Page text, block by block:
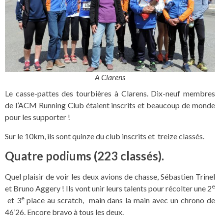
A Clarens
Le casse-pattes des tourbières à Clarens. Dix-neuf membres
de l’ACM Running Club étaient inscrits et beaucoup de monde
pour les supporter !
Sur le 10km, ils sont quinze du club inscrits et treize classés.
Quatre podiums (223 classés).
Quel plaisir de voir les deux avions de chasse, Sébastien Trinel
et Bruno Aggery ! Ils vont unir leurs talents pour récolter une 2e
et 3e place au scratch, main dans la main avec un chrono de
46’26. Encore bravo à tous les deux.